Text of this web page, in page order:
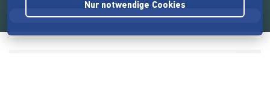
Nur notwendige Cookies